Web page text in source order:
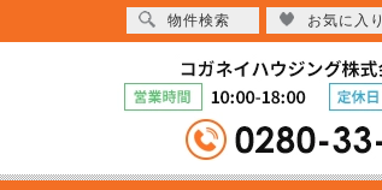
物件検索 お気に入り